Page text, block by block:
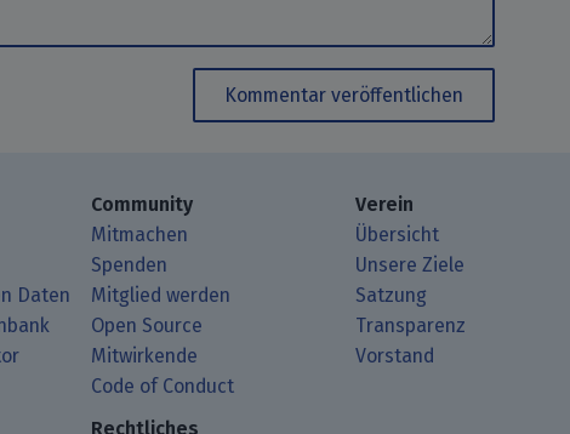
Kommentar veröffentlichen
RSS-Reader.
Daten
Community
Mitmachen
Spenden
Mitglied werden
Open Source
Mitwirkende
Code of Conduct
Verein
Übersicht
Unsere Ziele
Satzung
Transparenz
Vorstand
Rechtliches